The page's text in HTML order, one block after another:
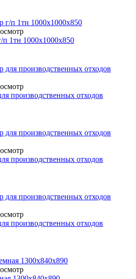
п 1тн 1000х1000х850
производственных отходов
производственных отходов
производственных отходов